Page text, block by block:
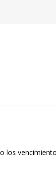
los